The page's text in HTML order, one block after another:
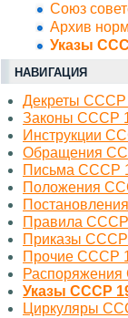
Союз
Архив
Указы
НАВИГАЦИЯ
Декреты СССР
Законы СССР
Инструкции
Обращения
Письма СССР
Положения
Правила СССР
Приказы СССР
Прочие СССР
Указы СССР
Циркуляры